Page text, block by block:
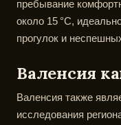
пребывание
около 15 °C,
прогулок и
Валенсия
Валенсия также
исследования